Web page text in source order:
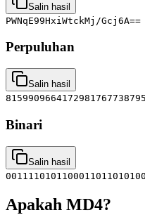
Salin hasil
PWNqE99HxiWtckMj/Gcj6A==
Perpuluhan
Salin hasil
Binari
Salin hasil
Apakah MD4?